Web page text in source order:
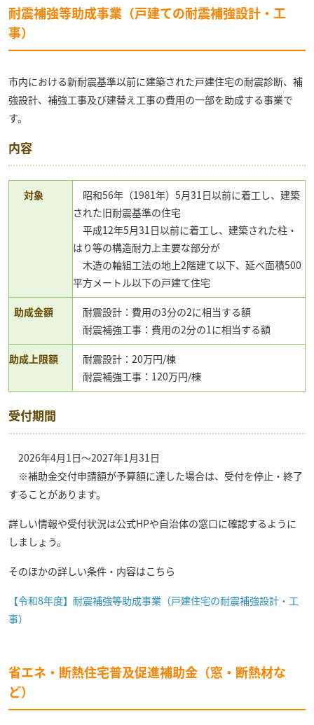
耐震補強等助成事業（戸建ての耐震補強設計・工
事）
市内における新耐震基準以前に建築された戸建住宅の耐震診断、補
強設計、補強工事及び建替え工事の費用の一部を助成する事業で
す。
内容
対象
昭和56年（1981年）5月31日以前に着工し、建築
された旧耐震基準の住宅
平成12年5月31日以前に着工し、建築された柱・
はり等の構造耐力上主要な部分が
木造の軸組工法の地上2階建て以下、延べ面積500
平方メートル以下の戸建て住宅
助成金額
耐震設計：費用の3分の2に相当する額
耐震補強工事：費用の2分の1に相当する額
助成上限額
耐震設計：20万円/棟
耐震補強工事：120万円/棟
受付期間
2026年4月1日〜2027年1月31日
※補助金交付申請額が予算額に達した場合は、受付を停止・終了
することがあります。
詳しい情報や受付状況は公式HPや自治体の窓口に確認するように
しましょう。
そのほかの詳しい条件・内容はこちら
【令和8年度】耐震補強等助成事業（戸建住宅の耐震補強設計・工
事）
省エネ・断熱住宅普及促進補助金（窓・断熱材な
ど）